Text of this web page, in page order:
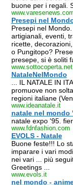
buone per i regali.
Presepi nel
Presepi nel
artigianali, eventi,
ricette,
o Pungitopo?
presepe, si è soliti
www.sottocoperta.net
NataleNelMondo
... IL NATALE IN
promuove non
regioni italiane
www.ideanatale.it
natale nel mondo
natale expo '95.
www.fdnfashion.com
EVOLS - Natale
Buone feste!!! Lo
imparare i vari
nei vari ... più
Greetings ...
www.evols.it
nel mondo -